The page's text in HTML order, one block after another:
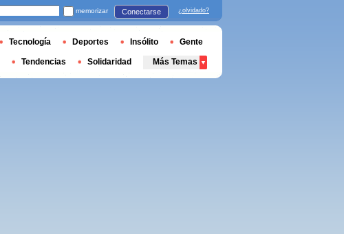
memorizar Conectarse ¿olvidado?
Tecnología Deportes Insólito Gente
Tendencias Solidaridad Más Temas